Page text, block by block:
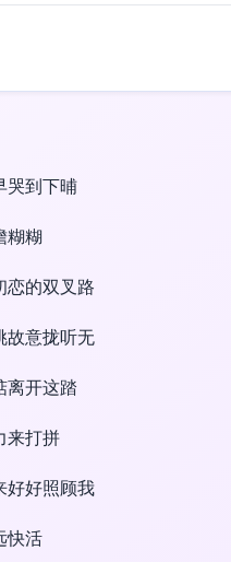
到下晡
糊糊
的双叉路
意拢听无
开这踏
来打拼
好照顾我
快活